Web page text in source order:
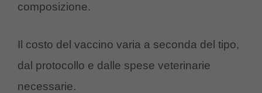
composizione.
Il costo del vaccino varia a seconda del tipo,
dal protocollo e dalle spese veterinarie
necessarie.